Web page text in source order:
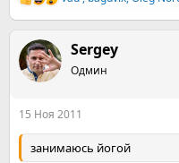
Р
е
к
ц
и
Sergey
Одмин
15 Ноя 2011
занимаюсь йогой